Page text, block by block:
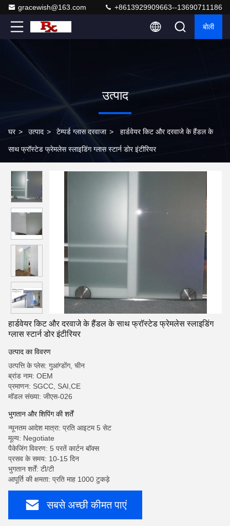
gracewish@163.com +8613929909663--13690711186
बोली
उत्पाद
घर > उत्पाद > टेम्पर्ड ग्लास दरवाजा > हार्डवेयर किट और दरवाजे के हैंडल के
साथ फ्रॉस्टेड फ्रेमलेस स्लाइडिंग ग्लास स्टार्न डोर इंटीरियर
हार्डवेयर किट और दरवाजे के हैंडल के साथ फ्रॉस्टेड फ्रेमलेस स्लाइडिंग
ग्लास स्टार्न डोर इंटीरियर
उत्पाद का विवरण
उत्पत्ति के प्लेस: गुआंग्डोंग, चीन
ब्रांड नाम: OEM
प्रमाणन: SGCC, SAI,CE
मॉडल संख्या: जीएस-026
भुगतान और शिपिंग की शर्तें
न्यूनतम आदेश मात्रा: प्रति आइटम 5 सेट
मूल्य: Negotiate
पैकेजिंग विवरण: 5 परतें कार्टन बॉक्स
प्रसव के समय: 10-15 दिन
भुगतान शर्तें: टी/टी
आपूर्ति की क्षमता: प्रति माह 1000 टुकड़े
सबसे अच्छी कीमत पाएं